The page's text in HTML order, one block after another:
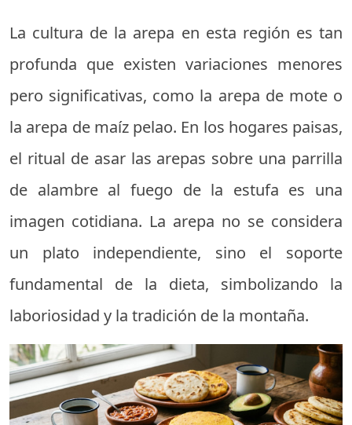
La cultura de la arepa en esta región es tan
profunda que existen variaciones menores
pero significativas, como la arepa de mote o
la arepa de maíz pelao. En los hogares paisas,
el ritual de asar las arepas sobre una parrilla
de alambre al fuego de la estufa es una
imagen cotidiana. La arepa no se considera
un plato independiente, sino el soporte
fundamental de la dieta, simbolizando la
laboriosidad y la tradición de la montaña.